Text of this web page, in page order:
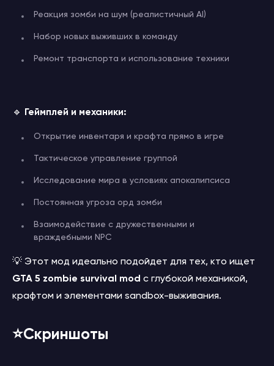
Реакция зомби на шум (реалистичный AI)
Набор новых выживших в команду
Ремонт транспорта и использование техники
🔹 Геймплей и механики:
Открытие инвентаря и крафта прямо в игре
Тактическое управление группой
Исследование мира в условиях апокалипсиса
Постоянная угроза орд зомби
Взаимодействие с дружественными и
враждебными NPC
💡 Этот мод идеально подойдет для тех, кто ищет
GTA 5 zombie survival mod с глубокой механикой,
крафтом и элементами sandbox-выживания.
⭐️Скриншоты